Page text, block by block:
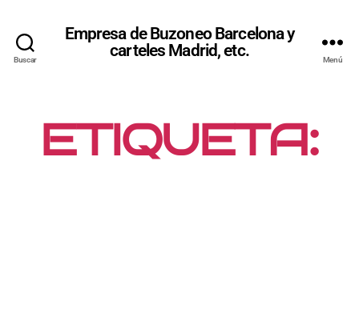
Buscar
Empresa de Buzoneo Barcelona y
carteles Madrid, etc.
Menú
ETIQUETA: